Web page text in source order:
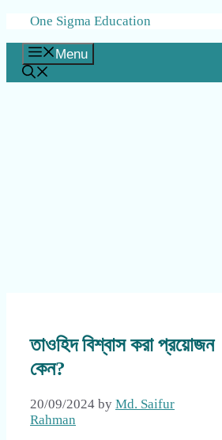
Skip
content
One Sigma Education
Menu
তাওহিদ বিশ্বাস করা প্রয়োজন
কেন?
20/09/2024 by Md. Saifur
Rahman